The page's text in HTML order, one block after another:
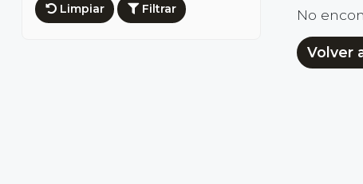
Limpiar Filtrar No
Volver